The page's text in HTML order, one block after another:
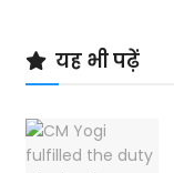
यह भी पढ़ें